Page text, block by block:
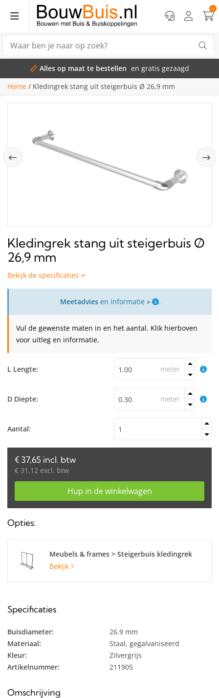
0
Alles op maat te bestellen en gratis gezaagd
Home / Kledingrek stang uit steigerbuis Ø 26,9 mm
Kledingrek stang uit steigerbuis Ø
26,9 mm
Bekijk de specificaties
Meetadviesen informatie » .
Vul de gewenste maten in en het aantal. Klik hierboven
voor uitleg en informatie.
L Lengte: meter
D Diepte: meter
Aantal:
€ 37,65 incl. btw
€ 31,12 excl. btw
Hup in de winkelwagen
Opties:
Meubels & frames > Steigerbuis kledingrek
Bekijk
Specificaties
Buisdiameter:
26.9 mm
Materiaal:
Staal, gegalvaniseerd
Kleur:
Zilvergrijs
Artikelnummer:
211905
Omschrijving